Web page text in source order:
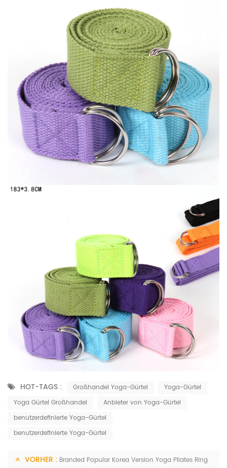
HOT-TAGS : Großhandel Yoga-Gürtel
Yoga-Gürtel
Yoga Gürtel Großhandel
Anbieter von Yoga-Gürtel
benutzerdefinierte Yoga-Gürtel
benutzerdefinierte Yoga-Gürtel
VORHER : Branded Popular Korea Version Yoga Pilates Ring